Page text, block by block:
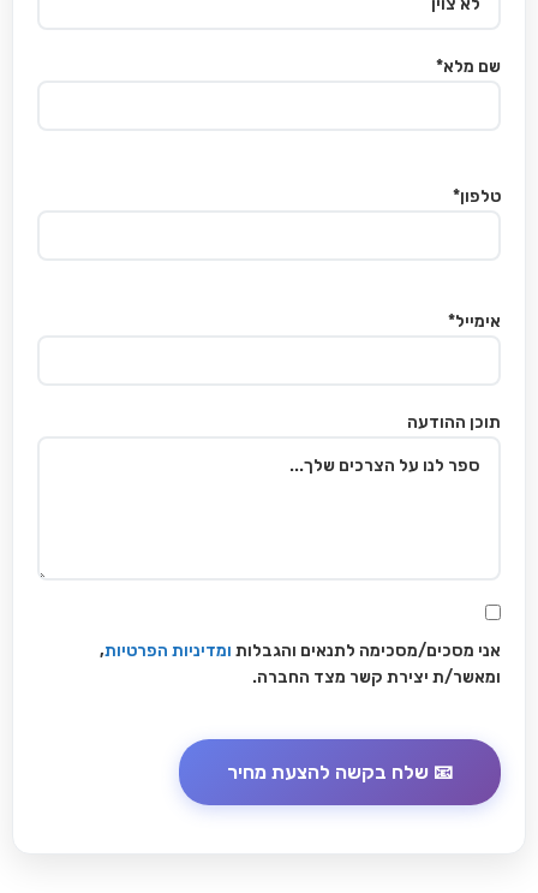
שם מלא*
טלפון*
אימייל*
תוכן ההודעה
אני מסכים/מסכימה לתנאים והגבלות ומדיניות הפרטיות,
ומאשר/ת יצירת קשר מצד החברה.